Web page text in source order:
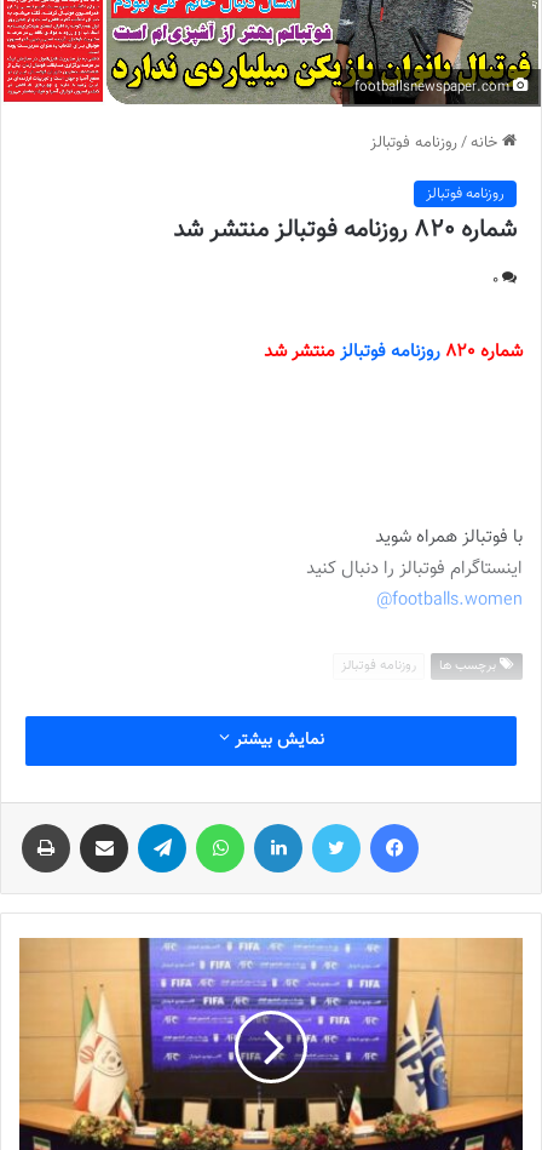
footballsnewspaper.com
خانه/روزنامه فوتبالز
روزنامه فوتبالز
شماره 820 روزنامه فوتبالز منتشر شد
0
شماره 820 روزنامه فوتبالزمنتشر شد
با فوتبالز همراه شوید
اینستاگرام فوتبالز را دنبال کنید
footballs.women@
برچسب ها روزنامه فوتبالز
نمایش بیشتر